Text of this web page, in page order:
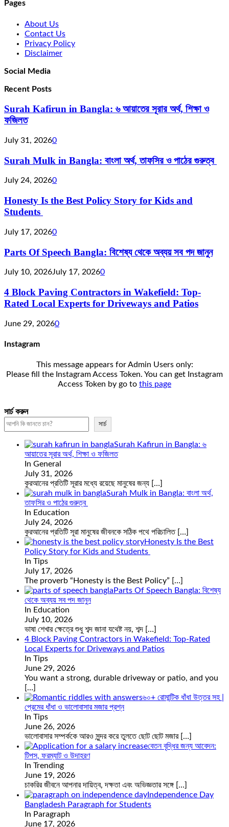
Pages
About Us
Contact Us
Privacy Policy
Disclaimer
Social Media
Recent Posts
Surah Kafirun in Bangla: ৬ আয়াতের সূরার অর্থ, শিক্ষা ও
ফজিলত
July 31, 20260
Surah Mulk in Bangla: বাংলা অর্থ, তাফসির ও পাঠের গুরুত্ব
July 24, 20260
Honesty Is the Best Policy Story for Kids and
Students
July 17, 20260
Parts Of Speech Bangla: বিশেষ্য থেকে অব্যয় সব পদ জানুন
July 10, 2026July 17, 20260
4 Block Paving Contractors in Wakefield: Top-
Rated Local Experts for Driveways and Patios
June 29, 20260
Instagram
This message appears for Admin Users only:
Please fill the Instagram Access Token. You can get Instagram
Access Token by go to this page
সার্চ করুন
সার্চ
Surah Kafirun in Bangla: ৬
আয়াতের সূরার অর্থ, শিক্ষা ও ফজিলত
In General
July 31, 2026
কুরআনের প্রতিটি সূরার মধ্যে রয়েছে মানুষের জন্য […]
Surah Mulk in Bangla: বাংলা অর্থ,
তাফসির ও পাঠের গুরুত্ব
In Education
July 24, 2026
কুরআনের প্রতিটি সূরা মানুষের জীবনকে সঠিক পথে পরিচালিত […]
Honesty Is the Best
Policy Story for Kids and Students
In Tips
July 17, 2026
The proverb “Honesty is the Best Policy” […]
Parts Of Speech Bangla: বিশেষ্য
থেকে অব্যয় সব পদ জানুন
In Education
July 10, 2026
ভাষা শেখার ক্ষেত্রে শুধু শব্দ জানা যথেষ্ট নয়, শব্দ […]
4 Block Paving Contractors in Wakefield: Top-Rated
Local Experts for Driveways and Patios
In Tips
June 29, 2026
You want a strong, durable driveway or patio, and you
[…]
৬০+ রোমান্টিক ধাঁধা উত্তর সহ |
প্রেমের ধাঁধা ও ভালোবাসার মজার প্রশ্ন
In Tips
June 26, 2026
ভালোবাসার সম্পর্ককে আরও সুন্দর করে তুলতে ছোট ছোট মজার […]
বেতন বৃদ্ধির জন্য আবেদন:
টিপস, ফরম্যাট ও উদাহরণ
In Trending
June 19, 2026
চাকরির জীবনে আপনার দায়িত্ব, দক্ষতা এবং অভিজ্ঞতার সঙ্গে […]
Independence Day
Bangladesh Paragraph for Students
In Paragraph
June 17, 2026